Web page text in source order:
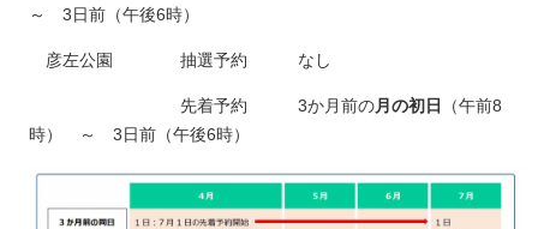
～ 3日前（午後6時）
彦左公園 抽選予約 なし
先着予約 3か月前の月の初日
（午前8
時） ～ 3日前（午後6時）